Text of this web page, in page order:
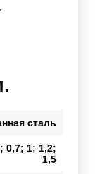
сталь
0,7; 1; 1,2;
1,5